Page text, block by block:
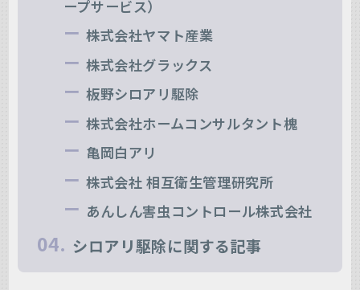
ープサービス）
株式会社ヤマト産業
株式会社グラックス
板野シロアリ駆除
株式会社ホームコンサルタント槐
亀岡白アリ
株式会社 相互衛生管理研究所
あんしん害虫コントロール株式会社
シロアリ駆除に関する記事